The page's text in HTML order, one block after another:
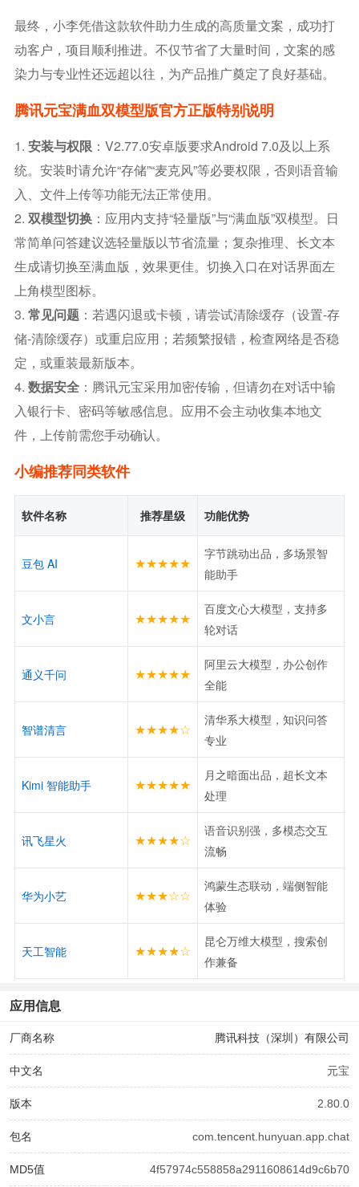
最终，小李凭借这款软件助力生成的高质量文案，成功打
动客户，项目顺利推进。不仅节省了大量时间，文案的感
染力与专业性还远超以往，为产品推广奠定了良好基础。
腾讯元宝满血双模型版官方正版特别说明
1. 安装与权限：v2.77.0安卓版要求Android 7.0及以上系
统。安装时请允许“存储”“麦克风”等必要权限，否则语音输
入、文件上传等功能无法正常使用。
2. 双模型切换：应用内支持“轻量版”与“满血版”双模型。日
常简单问答建议选轻量版以节省流量；复杂推理、长文本
生成请切换至满血版，效果更佳。切换入口在对话界面左
上角模型图标。
3. 常见问题：若遇闪退或卡顿，请尝试清除缓存（设置-存
储-清除缓存）或重启应用；若频繁报错，检查网络是否稳
定，或重装最新版本。
4. 数据安全：腾讯元宝采用加密传输，但请勿在对话中输
入银行卡、密码等敏感信息。应用不会主动收集本地文
件，上传前需您手动确认。
小编推荐同类软件
软件名称 推荐星级 功能优势
豆包 AI ★★★★★
字节跳动出品，多场景智
能助手
文小言 ★★★★★
百度文心大模型，支持多
轮对话
通义千问 ★★★★★
阿里云大模型，办公创作
全能
智谱清言 ★★★★☆
清华系大模型，知识问答
专业
Kimi 智能助手 ★★★★★
月之暗面出品，超长文本
处理
讯飞星火 ★★★★☆
语音识别强，多模态交互
流畅
华为小艺 ★★★☆☆
鸿蒙生态联动，端侧智能
体验
天工智能 ★★★★☆
昆仑万维大模型，搜索创
作兼备
应用信息
厂商名称 腾讯科技（深圳）有限公司
中文名 元宝
版本 2.80.0
包名 com.tencent.hunyuan.app.chat
MD5值 4f57974c558858a2911608614d9c6b70